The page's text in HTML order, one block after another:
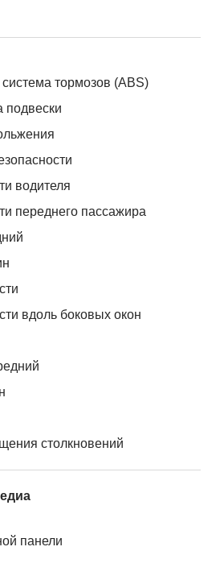
тормозов (ABS)
подвески
водителя
переднего пассажира
вдоль боковых окон
столкновений
панели